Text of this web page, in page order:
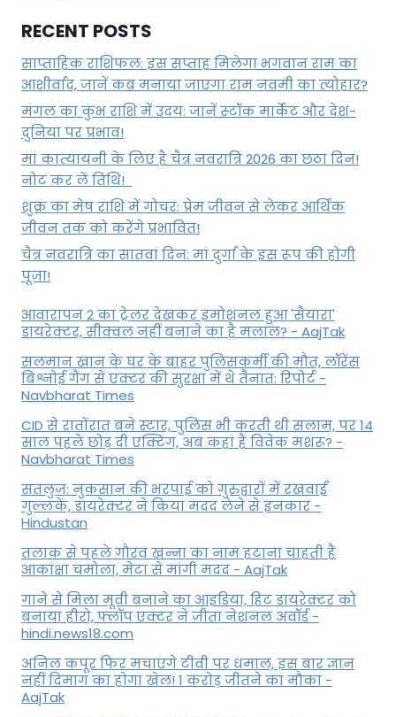
RECENT POSTS
साप्ताहिक राशिफल: इस सप्ताह मिलेगा भगवान राम का
आशीर्वाद, जानें कब मनाया जाएगा राम नवमी का त्योहार?
मंगल का कुंभ राशि में उदय: जानें स्‍टॉक मार्केट और देश-
दुनिया पर प्रभाव!
मां कात्‍यायनी के लिए है चैत्र नवरात्रि 2026 का छठा दिन!
नोट कर लें तिथि!
शुक्र का मेष राशि में गोचर: प्रेम जीवन से लेकर आर्थिक
जीवन तक को करेंगे प्रभावित!
चैत्र नवरात्रि का सातवां दिन: मां दुर्गा के इस रूप की होगी
पूजा!
आवारापन 2 का ट्रेलर देखकर इमोशनल हुआ 'सैयारा'
डायरेक्टर, सीक्वल नहीं बनाने का है मलाल? - AajTak
सलमान खान के घर के बाहर पुलिसकर्मी की मौत, लॉरेंस
बिश्नोई गैंग से एक्टर की सुरक्षा में थे तैनात: रिपोर्ट -
Navbharat Times
CID से रातोंरात बने स्टार, पुलिस भी करती थी सलाम, पर 14
साल पहले छोड़ दी एक्टिंग, अब कहां हैं विवेक मशरू? -
Navbharat Times
सतलुज: नुकसान की भरपाई को गुरुद्वारों में रखवाईं
गुल्लकें, डायरेक्टर ने किया मदद लेने से इनकार -
Hindustan
तलाक से पहले गौरव खन्ना का नाम हटाना चाहती हैं
आकांक्षा चमोला, मेटा से मांगी मदद - AajTak
गाने से मिला मूवी बनाने का आइडिया, हिट डायरेक्टर को
बनाया हीरो, फ्लॉप एक्टर ने जीता नेशनल अवॉर्ड -
hindi.news18.com
अनिल कपूर फिर मचाएंगे टीवी पर धमाल, इस बार ज्ञान
नहीं दिमाग का होगा खेल! 1 करोड़ जीतने का मौका -
AajTak